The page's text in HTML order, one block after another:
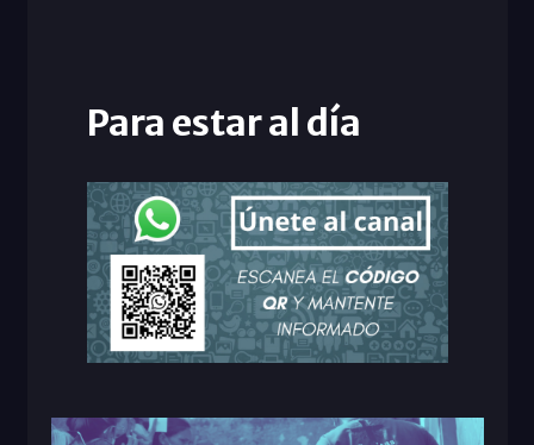
Para estar al día